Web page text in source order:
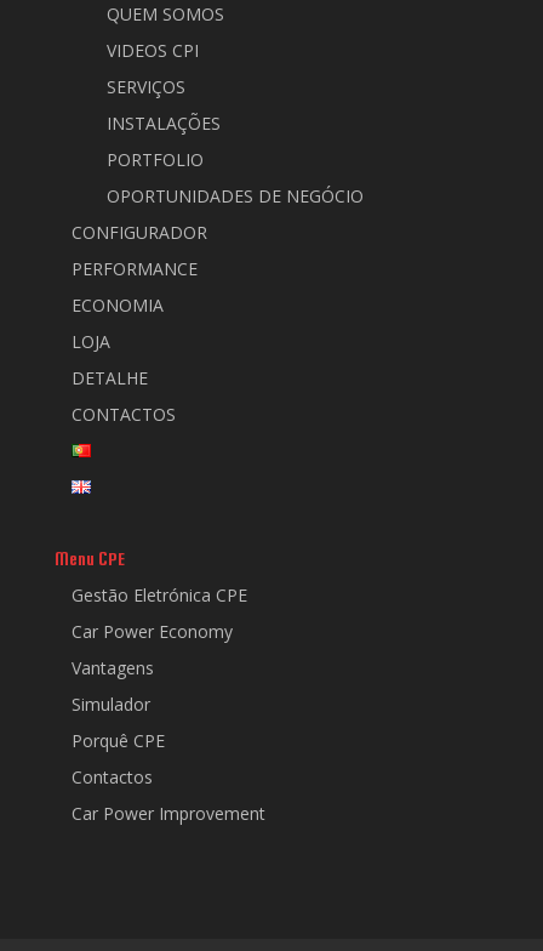
QUEM SOMOS
VIDEOS CPI
SERVIÇOS
INSTALAÇÕES
PORTFOLIO
OPORTUNIDADES DE NEGÓCIO
CONFIGURADOR
PERFORMANCE
ECONOMIA
LOJA
DETALHE
CONTACTOS
Menu CPE
Gestão Eletrónica CPE
Car Power Economy
Vantagens
Simulador
Porquê CPE
Contactos
Car Power Improvement